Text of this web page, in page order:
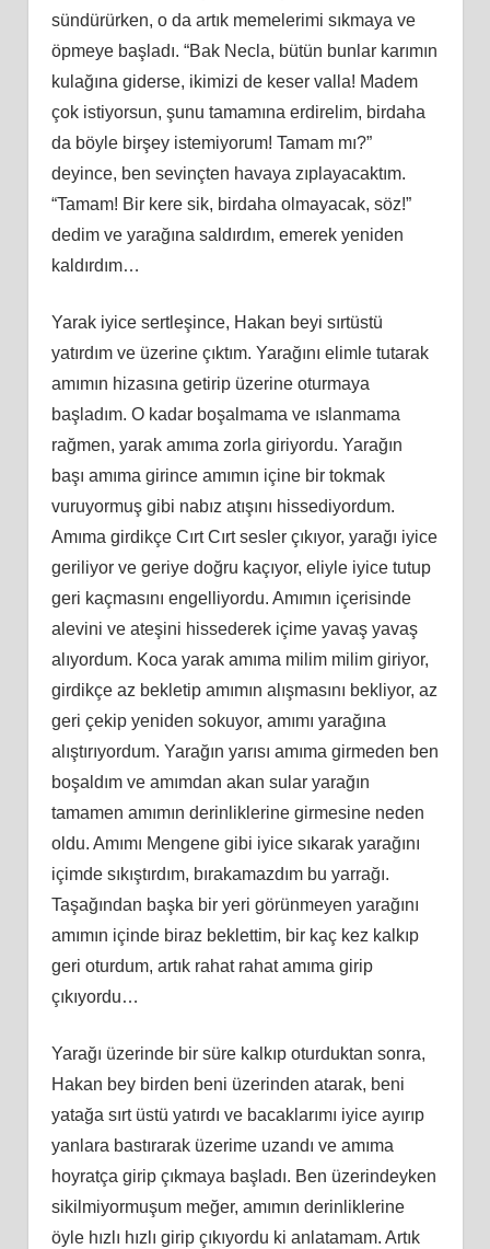
sündürürken, o da artık memelerimi sıkmaya ve
öpmeye başladı. “Bak Necla, bütün bunlar karımın
kulağına giderse, ikimizi de keser valla! Madem
çok istiyorsun, şunu tamamına erdirelim, birdaha
da böyle birşey istemiyorum! Tamam mı?”
deyince, ben sevinçten havaya zıplayacaktım.
“Tamam! Bir kere sik, birdaha olmayacak, söz!”
dedim ve yarağına saldırdım, emerek yeniden
kaldırdım…
Yarak iyice sertleşince, Hakan beyi sırtüstü
yatırdım ve üzerine çıktım. Yarağını elimle tutarak
amımın hizasına getirip üzerine oturmaya
başladım. O kadar boşalmama ve ıslanmama
rağmen, yarak amıma zorla giriyordu. Yarağın
başı amıma girince amımın içine bir tokmak
vuruyormuş gibi nabız atışını hissediyordum.
Amıma girdikçe Cırt Cırt sesler çıkıyor, yarağı iyice
geriliyor ve geriye doğru kaçıyor, eliyle iyice tutup
geri kaçmasını engelliyordu. Amımın içerisinde
alevini ve ateşini hissederek içime yavaş yavaş
alıyordum. Koca yarak amıma milim milim giriyor,
girdikçe az bekletip amımın alışmasını bekliyor, az
geri çekip yeniden sokuyor, amımı yarağına
alıştırıyordum. Yarağın yarısı amıma girmeden ben
boşaldım ve amımdan akan sular yarağın
tamamen amımın derinliklerine girmesine neden
oldu. Amımı Mengene gibi iyice sıkarak yarağını
içimde sıkıştırdım, bırakamazdım bu yarrağı.
Taşağından başka bir yeri görünmeyen yarağını
amımın içinde biraz beklettim, bir kaç kez kalkıp
geri oturdum, artık rahat rahat amıma girip
çıkıyordu…
Yarağı üzerinde bir süre kalkıp oturduktan sonra,
Hakan bey birden beni üzerinden atarak, beni
yatağa sırt üstü yatırdı ve bacaklarımı iyice ayırıp
yanlara bastırarak üzerime uzandı ve amıma
hoyratça girip çıkmaya başladı. Ben üzerindeyken
sikilmiyormuşum meğer, amımın derinliklerine
öyle hızlı hızlı girip çıkıyordu ki anlatamam. Artık